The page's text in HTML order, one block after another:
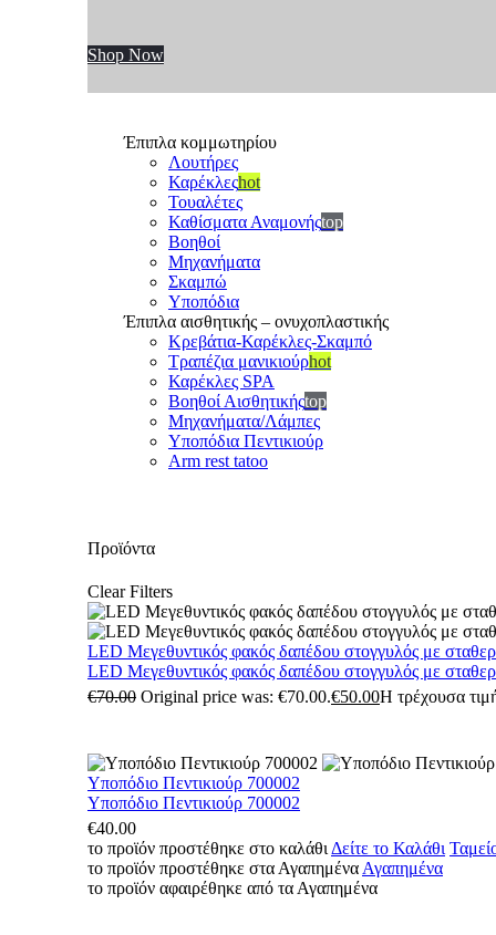
Shop Now
Έπιπλα κομμωτηρίου
Λουτήρες
Καρέκλεςhot
Τουαλέτες
Καθίσματα Αναμονήςtop
Βοηθοί
Μηχανήματα
Σκαμπώ
Υποπόδια
Έπιπλα αισθητικής – ονυχοπλαστικής
Κρεβάτια-Καρέκλες-Σκαμπό
Τραπέζια μανικιούρhot
Καρέκλες SPA
Βοηθοί Αισθητικήςtop
Μηχανήματα/Λάμπες
Υποπόδια Πεντικιούρ
Arm rest tatoo
Προϊόντα
Clear Filters
LED Μεγεθυντικός φακός δαπέδου στογγυλός με
LED Μεγεθυντικός φακός δαπέδου στογγυλός με
€70.00 Original price was: €70.00.€50.00Η τρέχουσα
Υποπόδιο Πεντικιούρ 700002
Υποπόδιο Πεντικιούρ 700002
€40.00
το προϊόν προστέθηκε στο καλάθι Δείτε το Καλάθι
το προϊόν προστέθηκε στα Αγαπημένα Αγαπημένα
το προϊόν αφαιρέθηκε από τα Αγαπημένα